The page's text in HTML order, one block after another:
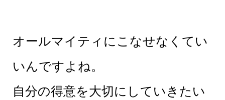
オールマイティにこなせなくてい
いんですよね。
自分の得意を大切にしていきたい